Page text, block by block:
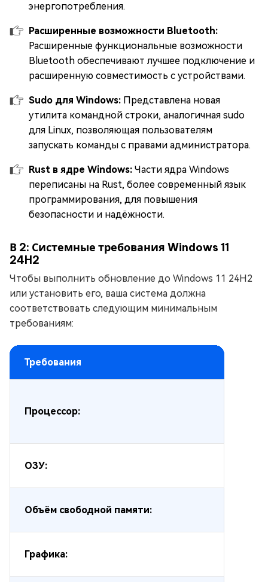
энергопотребления.
Расширенные возможности Bluetooth:
Расширенные функциональные возможности
Bluetooth обеспечивают лучшее подключение и
расширенную совместимость с устройствами.
Sudo для Windows: Представлена новая
утилита командной строки, аналогичная sudo
для Linux, позволяющая пользователям
запускать команды с правами администратора.
Rust в ядре Windows: Части ядра Windows
переписаны на Rust, более современный язык
программирования, для повышения
безопасности и надёжности.
В 2: Системные требования Windows 11
24H2
Чтобы выполнить обновление до Windows 11 24H2
или установить его, ваша система должна
соответствовать следующим минимальным
требованиям:
Требования
Процессор:
ОЗУ:
Объём свободной памяти:
Графика: